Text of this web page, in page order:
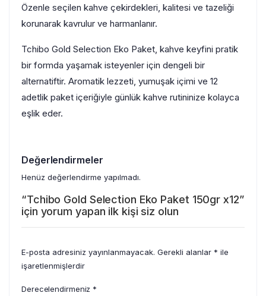
Özenle seçilen kahve çekirdekleri, kalitesi ve tazeliği
korunarak kavrulur ve harmanlanır.
Tchibo Gold Selection Eko Paket, kahve keyfini pratik
bir formda yaşamak isteyenler için dengeli bir
alternatiftir. Aromatik lezzeti, yumuşak içimi ve 12
adetlik paket içeriğiyle günlük kahve rutininize kolayca
eşlik eder.
Değerlendirmeler
Henüz değerlendirme yapılmadı.
“Tchibo Gold Selection Eko Paket 150gr x12”
için yorum yapan ilk kişi siz olun
E-posta adresiniz yayınlanmayacak. Gerekli alanlar * ile
işaretlenmişlerdir
Derecelendirmeniz *